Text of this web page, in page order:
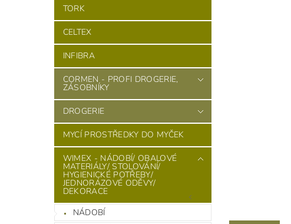
TORK
CELTEX
INFIBRA
CORMEN - PROFI DROGERIE,
ZÁSOBNÍKY
DROGERIE
MYCÍ PROSTŘEDKY DO MYČEK
WIMEX - NÁDOBÍ/ OBALOVÉ
MATERIÁLY/ STOLOVÁNÍ/
HYGIENICKÉ POTŘEBY/
JEDNORÁZOVÉ ODĚVY/
DEKORACE
NÁDOBÍ